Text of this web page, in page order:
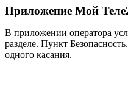
Приложение Мой
В приложении оператора
разделе. Пункт
одного касания.